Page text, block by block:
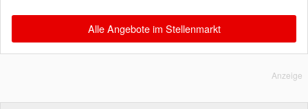
Alle Angebote im Stellenmarkt
Anzeige